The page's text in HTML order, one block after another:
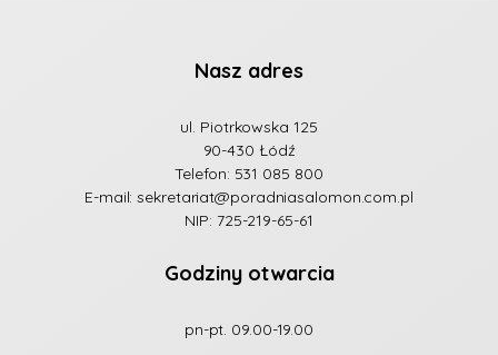
Nasz adres
ul. Piotrkowska 125
90-430 Łódź
Telefon: 531 085 800
E-mail:sekretariat@poradniasalomon.com.pl
NIP: 725-219-65-61
Godziny otwarcia
pn-pt. 09.00-19.00